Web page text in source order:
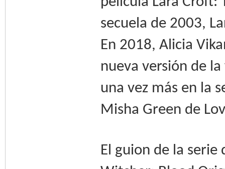
secuela de 2003,
En 2018, Alicia
nueva versión de
una vez más en la
Misha Green de
El guion de la serie